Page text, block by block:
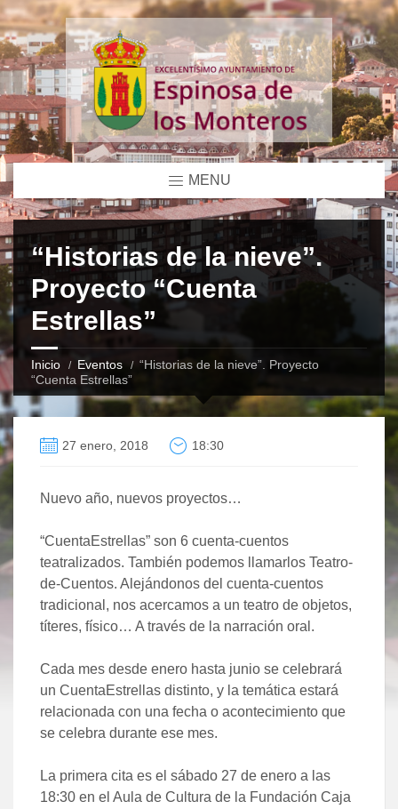
MENU
“Historias de la nieve”.
Proyecto “Cuenta
Estrellas”
Inicio Eventos
“Historias de la nieve”. Proyecto
“Cuenta Estrellas”
27 enero, 2018 18:30
Nuevo año, nuevos proyectos…
“CuentaEstrellas” son 6 cuenta-cuentos
teatralizados. También podemos llamarlos Teatro-
de-Cuentos. Alejándonos del cuenta-cuentos
tradicional, nos acercamos a un teatro de objetos,
títeres, físico… A través de la narración oral.
Cada mes desde enero hasta junio se celebrará
un CuentaEstrellas distinto, y la temática estará
relacionada con una fecha o acontecimiento que
se celebra durante ese mes.
La primera cita es el sábado 27 de enero a las
18:30 en el Aula de Cultura de la Fundación Caja